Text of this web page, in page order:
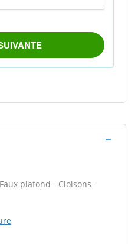
plafond - Cloisons -